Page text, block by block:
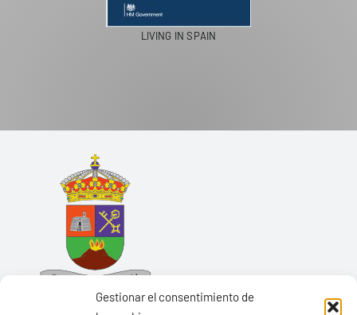
Gestionar el consentimiento de
LIVING IN SPAIN